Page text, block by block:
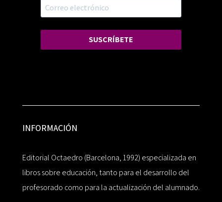
SUSCRÍBETE
INFORMACIÓN
Editorial Octaedro (Barcelona, 1992) especializada en
libros sobre educación, tanto para el desarrollo del
profesorado como para la actualización del alumnado.